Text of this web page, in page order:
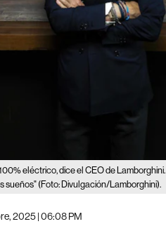
eléctrico, dice el CEO de Lamborghini.
sueños" (Foto: Divulgación/Lamborghini).
2025 | 06:08 PM